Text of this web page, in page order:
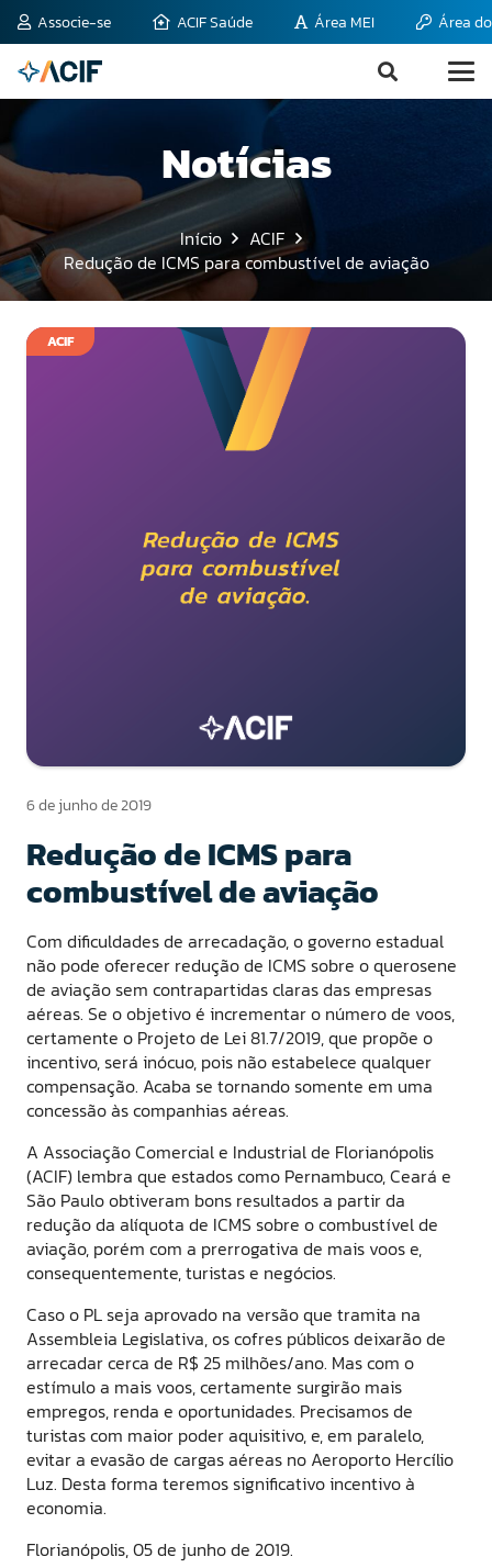
Associe-se ACIF Saúde Área MEI Área
Notícias
Início
ACIF
Redução de ICMS para combustível de aviação
ACIF
6 de junho de 2019
Redução de ICMS para
combustível de aviação
Com dificuldades de arrecadação, o governo estadual
não pode oferecer redução de ICMS sobre o querosene
de aviação sem contrapartidas claras das empresas
aéreas. Se o objetivo é incrementar o número de voos,
certamente o Projeto de Lei 81.7/2019, que propõe o
incentivo, será inócuo, pois não estabelece qualquer
compensação. Acaba se tornando somente em uma
concessão às companhias aéreas.
A Associação Comercial e Industrial de Florianópolis
(ACIF) lembra que estados como Pernambuco, Ceará e
São Paulo obtiveram bons resultados a partir da
redução da alíquota de ICMS sobre o combustível de
aviação, porém com a prerrogativa de mais voos e,
consequentemente, turistas e negócios.
Caso o PL seja aprovado na versão que tramita na
Assembleia Legislativa, os cofres públicos deixarão de
arrecadar cerca de R$ 25 milhões/ano. Mas com o
estímulo a mais voos, certamente surgirão mais
empregos, renda e oportunidades. Precisamos de
turistas com maior poder aquisitivo, e, em paralelo,
evitar a evasão de cargas aéreas no Aeroporto Hercílio
Luz. Desta forma teremos significativo incentivo à
economia.
Florianópolis, 05 de junho de 2019.